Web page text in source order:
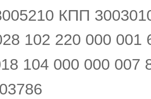
КПП
102 220 000 001
104 000 000 007